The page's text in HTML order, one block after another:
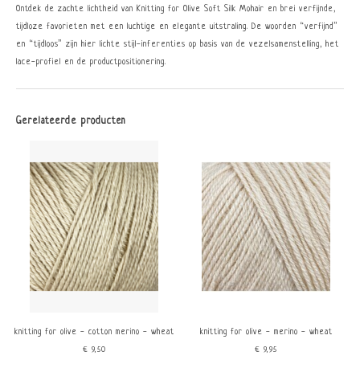
Ontdek de zachte lichtheid van Knitting for Olive Soft Silk Mohair en brei verfijnde,
tijdloze favorieten met een luchtige en elegante uitstraling. De woorden “verfijnd”
en “tijdloos” zijn hier lichte stijl-inferenties op basis van de vezelsamenstelling, het
lace-profiel en de productpositionering.
Gerelateerde producten
knitting for olive - cotton merino - wheat
€9,50
knitting for olive - merino - wheat
€9,95